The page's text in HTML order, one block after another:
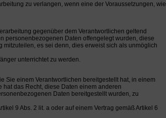
zu verlangen, wenn eine der Voraussetzungen, wie
gegenüber dem Verantwortlichen geltend
personenbezogenen Daten offengelegt wurden, diese
es sei denn, dies erweist sich als unmöglich
unterrichtet zu werden.
Sie einem Verantwortlichen bereitgestellt hat, in einem
das Recht, diese Daten einem anderen
Daten bereitgestellt wurden, zu
9 Abs. 2 lit. a oder auf einem Vertrag gemäß Artikel 6